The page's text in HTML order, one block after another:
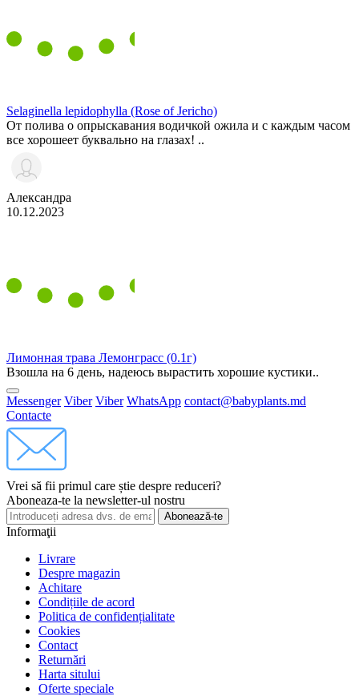
Selaginella lepidophylla (Rose of Jericho)
От полива о опрыскавания водичкой ожила и с каждым часом
все хорошеет буквально на глазах! ..
Александра
10.12.2023
Лимонная трава Лемонграсс (0.1г)
Взошла на 6 день, надеюсь вырастить хорошие кустики..
Messenger Viber Viber WhatsApp contact@babyplants.md
Contacte
Vrei să fii primul care știe despre reduceri?
Aboneaza-te la newsletter-ul nostru
Abonează-te
Informaţii
Livrare
Despre magazin
Achitare
Condițiile de acord
Politica de confidențialitate
Cookies
Contact
Returnări
Harta sitului
Oferte speciale